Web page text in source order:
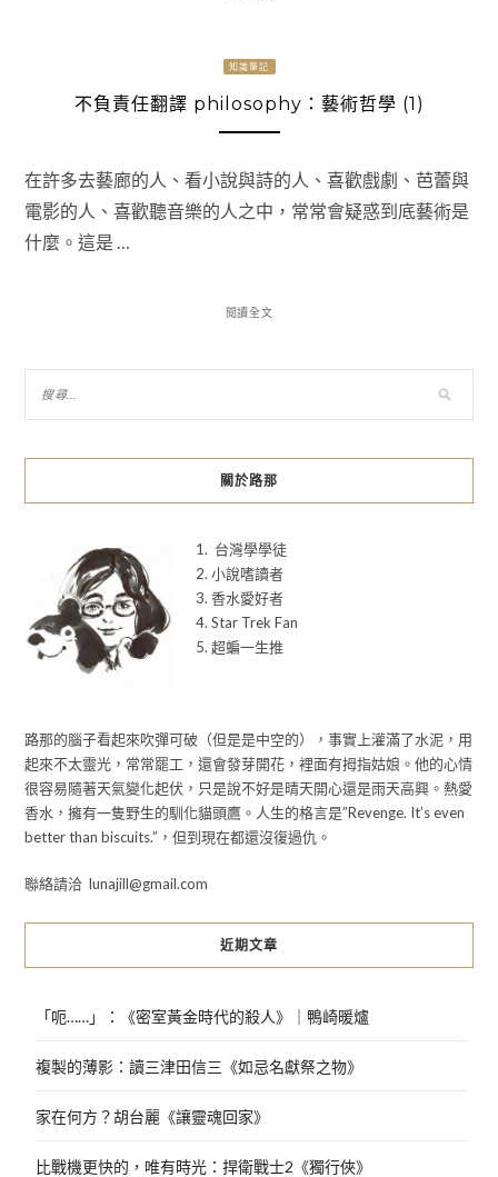
知識筆記
不負責任翻譯 philosophy：藝術哲學 (1)
在許多去藝廊的人、看小說與詩的人、喜歡戲劇、芭蕾與
電影的人、喜歡聽音樂的人之中，常常會疑惑到底藝術是
什麼。這是 …
閱讀全文
關於路那
1. 台灣學學徒
2. 小說嗜讀者
3. 香水愛好者
4. Star Trek Fan
5. 超蝙一生推
路那的腦子看起來吹彈可破（但是是中空的），事實上灌滿了水泥，用
起來不太靈光，常常罷工，還會發芽開花，裡面有拇指姑娘。他的心情
很容易隨著天氣變化起伏，只是說不好是晴天開心還是雨天高興。熱愛
香水，擁有一隻野生的馴化貓頭鷹。人生的格言是”Revenge. It’s even
better than biscuits.”，但到現在都還沒復過仇。
聯絡請洽 lunajill@gmail.com
近期文章
「呃……」：《密室黃金時代的殺人》｜鴨崎暖爐
複製的薄影：讀三津田信三《如忌名獻祭之物》
家在何方？胡台麗《讓靈魂回家》
比戰機更快的，唯有時光：捍衛戰士2《獨行俠》